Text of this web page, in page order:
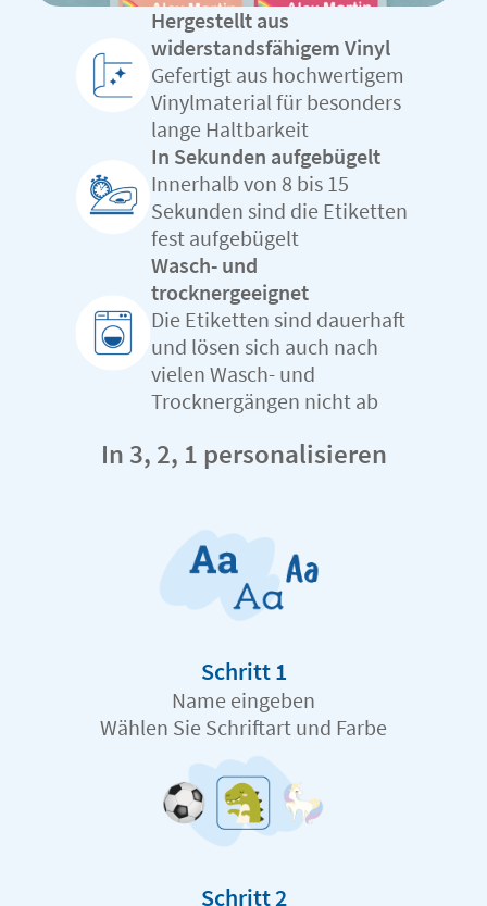
Hergestellt aus
widerstandsfähigem Vinyl
Gefertigt aus hochwertigem
Vinylmaterial für besonders
lange Haltbarkeit
In Sekunden aufgebügelt
Innerhalb von 8 bis 15
Sekunden sind die Etiketten
fest aufgebügelt
Wasch- und
trocknergeeignet
Die Etiketten sind dauerhaft
und lösen sich auch nach
vielen Wasch- und
Trocknergängen nicht ab
In 3, 2, 1 personalisieren
Schritt 1
Name eingeben
Wählen Sie Schriftart und Farbe
Schritt 2